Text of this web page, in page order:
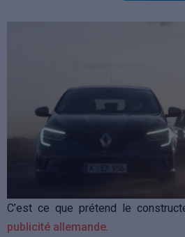
C’est ce que prétend le
publicité allemande.